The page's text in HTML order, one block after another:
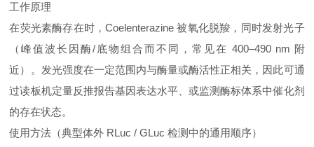
工作原理
在荧光素酶存在时，Coelenterazine 被氧化脱羧，同时发射光子
（峰值波长因酶/底物组合而不同，常见在 400–490 nm 附
近）。发光强度在一定范围内与酶量或酶活性正相关，因此可通
过读板机定量反推报告基因表达水平、或监测酶标体系中催化剂
的存在状态。
使用方法（典型体外 RLuc / GLuc 检测中的通用顺序）